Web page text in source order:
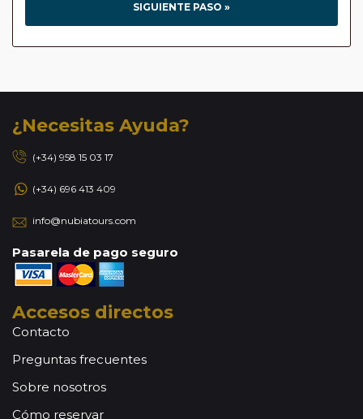
SIGUIENTE PASO »
¿Necesitas Ayuda?
(+34) 958 15 03 17
(+34) 696 413 409
info@nubiatours.com
Pasarela de pago seguro
Accesos directos
Contacto
Preguntas frecuentes
Sobre nosotros
Cómo reservar